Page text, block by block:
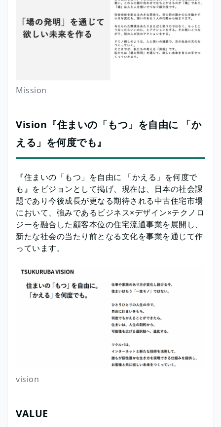
Mission
Vision『住まいの「もつ」を自由に 「か
える」を何度でも』
『住まいの「もつ」を自由に 「かえる」を何度で
も』をビジョンとして掲げ、現在は、日本の社会課
題であり今後成長が更なる期待される中古住宅市場
において、強みであるビジネス×デザイン×テクノロ
ジーを融合した顧客本位の住宅流通事業を展開し、
新たな社会の当たり前となる文化を事業を通じて作
っています。
vision
VALUE